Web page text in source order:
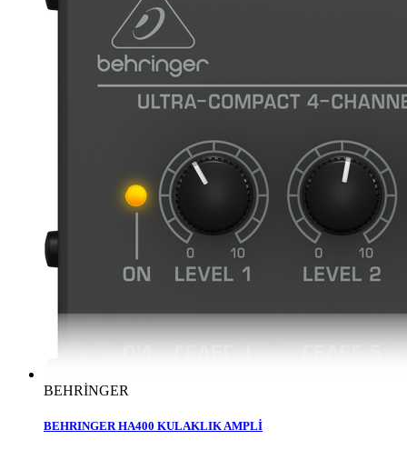
BEHRİNGER
BEHRINGER HA400 KULAKLIK AMPLİ